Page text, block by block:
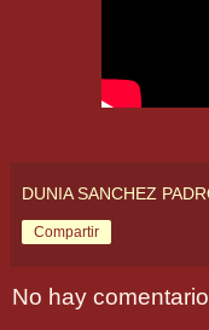
DUNIA SANCHEZ
Compartir
No hay